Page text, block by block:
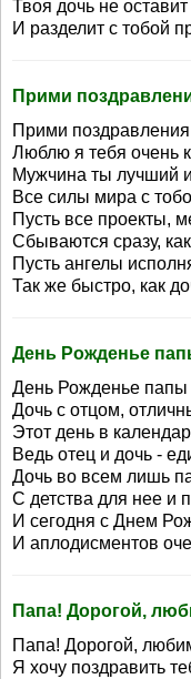
Твоя дочь не
И разделит с тобой
Прими
Прими
Люблю я тебя очень
Мужчина ты лучший
Все силы мира с
Пусть все проекты,
Сбываются сразу,
Пусть ангелы
Так же быстро, как
День Рожденье
День Рожденье папы
Дочь с отцом,
Этот день в
Ведь отец и дочь -
Дочь во всем лишь
С детства для нее и
И сегодня с Днем
И аплодисментов
Папа! Дорогой,
Папа! Дорогой,
Я хочу поздравить